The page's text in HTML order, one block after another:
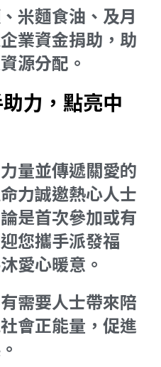
米麵食油、及月
業資金捐助，助
源分配。
力，點亮中
量並傳遞關愛的
力誠邀熱心人士
是首次參加或有
您攜手派發福
愛心暖意。
需要人士帶來陪
會正能量，促進